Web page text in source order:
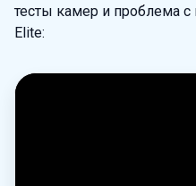
тесты камер и проблема с
Elite: